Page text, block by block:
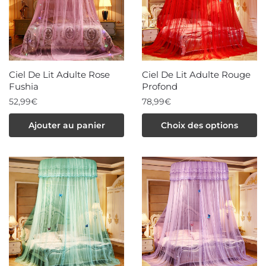
peuvent
être
choisies
sur
page
peuvent
être
choisies
sur
page
Ciel De Lit Adulte Rose
Fushia
52,99€
Ajouter au panier
Ciel De Lit Adulte Rouge
Profond
78,99€
Choix des options
produit
plusieurs
variations.
Les
options
peuvent
être
choisies